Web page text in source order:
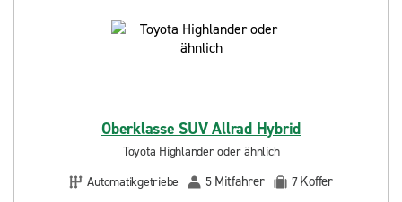
Oberklasse SUV Allrad Hybrid
Toyota Highlander oder ähnlich
Automatikgetriebe
5 Mitfahrer 7Koffer